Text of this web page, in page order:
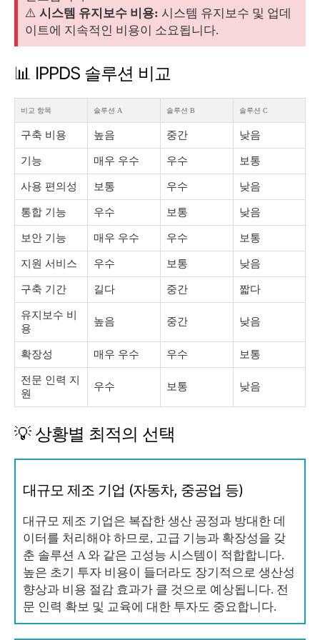
⚠️ 시스템 유지보수 비용: 시스템 유지보수 및 업데
이트에 지속적인 비용이 소요됩니다.
📊 IPPDS 솔루션 비교
비교 항목 솔루션 A 솔루션 B 솔루션 C
구축 비용 높음 중간 낮음
기능 매우 우수 우수 보통
사용 편의성 보통 우수 낮음
통합 기능 우수 보통 낮음
보안 기능 매우 우수 우수 보통
지원 서비스 우수 보통 낮음
구축 기간 길다 중간 짧다
유지보수 비
용
높음 중간 낮음
확장성 매우 우수 우수 보통
전문 인력 지
원
우수 보통 낮음
💡 상황별 최적의 선택
대규모 제조 기업 (자동차, 중공업 등)
대규모 제조 기업은 복잡한 생산 공정과 방대한 데
이터를 처리해야 하므로, 고급 기능과 확장성을 갖
춘 솔루션 A 와 같은 고성능 시스템이 적합합니다.
높은 초기 투자 비용이 들더라도 장기적으로 생산성
향상과 비용 절감 효과가 클 것으로 예상됩니다. 전
문 인력 확보 및 교육에 대한 투자도 중요합니다.